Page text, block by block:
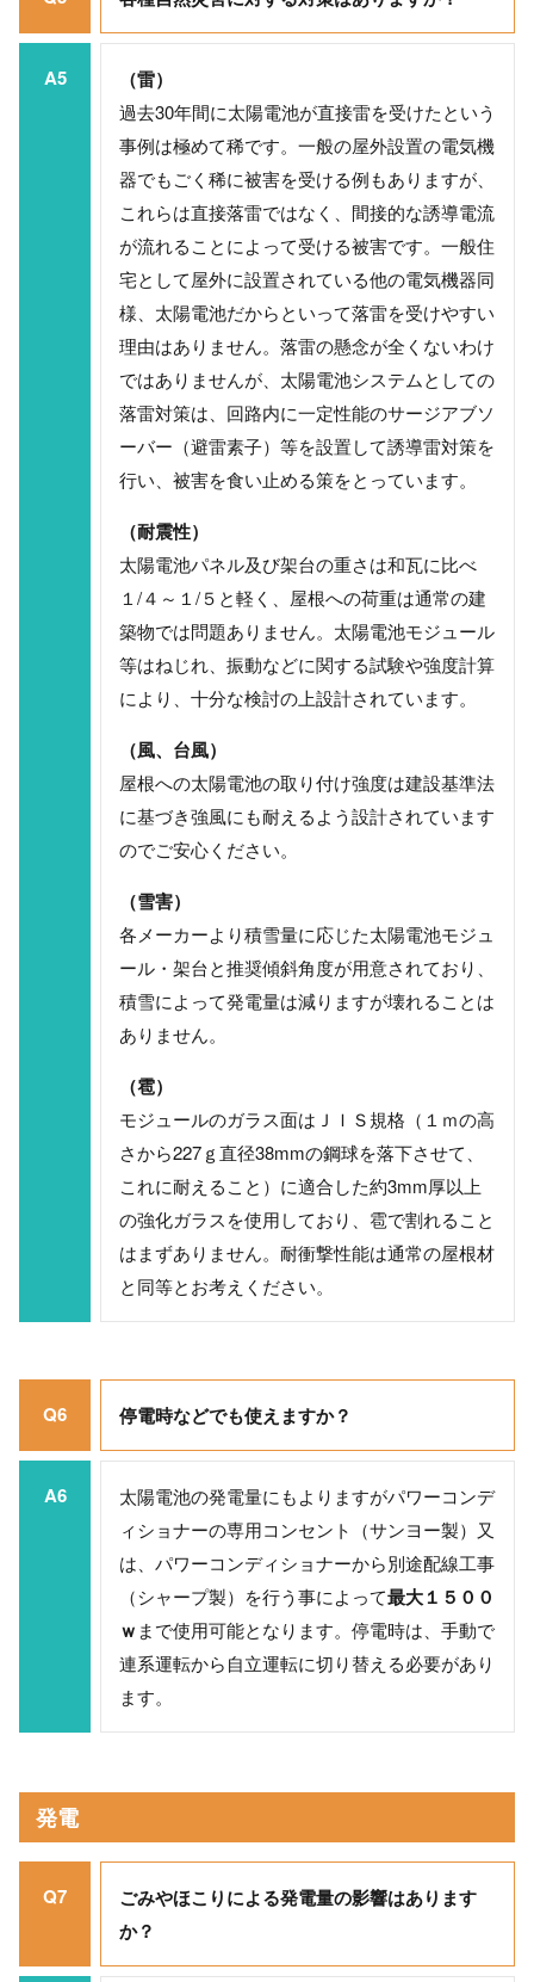
A5 （雷）
過去30年間に太陽電池が直接雷を受けたという
事例は極めて稀です。一般の屋外設置の電気機
器でもごく稀に被害を受ける例もありますが、
これらは直接落雷ではなく、間接的な誘導電流
が流れることによって受ける被害です。一般住
宅として屋外に設置されている他の電気機器同
様、太陽電池だからといって落雷を受けやすい
理由はありません。落雷の懸念が全くないわけ
ではありませんが、太陽電池システムとしての
落雷対策は、回路内に一定性能のサージアブソ
ーバー（避雷素子）等を設置して誘導雷対策を
行い、被害を食い止める策をとっています。
（耐震性）
太陽電池パネル及び架台の重さは和瓦に比べ
１/４～１/５と軽く、屋根への荷重は通常の建
築物では問題ありません。太陽電池モジュール
等はねじれ、振動などに関する試験や強度計算
により、十分な検討の上設計されています。
（風、台風）
屋根への太陽電池の取り付け強度は建設基準法
に基づき強風にも耐えるよう設計されています
のでご安心ください。
（雪害）
各メーカーより積雪量に応じた太陽電池モジュ
ール・架台と推奨傾斜角度が用意されており、
積雪によって発電量は減りますが壊れることは
ありません。
（雹）
モジュールのガラス面はＪＩＳ規格（１ｍの高
さから227ｇ直径38mmの鋼球を落下させて、
これに耐えること）に適合した約3mm厚以上
の強化ガラスを使用しており、雹で割れること
はまずありません。耐衝撃性能は通常の屋根材
と同等とお考えください。
Q6 停電時などでも使えますか？
A6
太陽電池の発電量にもよりますがパワーコンデ
ィショナーの専用コンセント（サンヨー製）又
は、パワーコンディショナーから別途配線工事
（シャープ製）を行う事によって最大１５００
ｗ まで使用可能となります。停電時は、手動で
連系運転から自立運転に切り替える必要があり
ます。
発電
Q7
ごみやほこりによる発電量の影響はあります
か？